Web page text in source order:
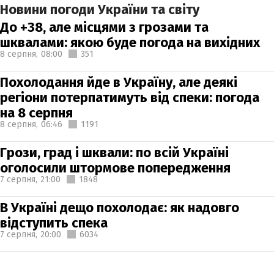
Новини погоди України та світу
До +38, але місцями з грозами та
шквалами: якою буде погода на вихідних
8 серпня, 08:00 351
Похолодання йде в Україну, але деякі
регіони потерпатимуть від спеки: погода
на 8 серпня
8 серпня, 06:46 1191
Грози, град і шквали: по всій Україні
оголосили штормове попередження
7 серпня, 21:00 1848
В Україні дещо похолодає: як надовго
відступить спека
7 серпня, 20:00 6034